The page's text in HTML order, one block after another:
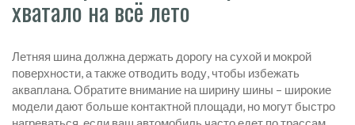
хватало на всё лето
Летняя шина должна держать дорогу на сухой и мокрой
поверхности, а также отводить воду, чтобы избежать
акваплана. Обратите внимание на ширину шины – широкие
модели дают больше контактной площади, но могут быстро